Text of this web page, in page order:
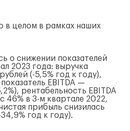
в целом в рамках наших
о снижении показателей
2023 года: выручка
(-5,5% год к году),
EBITDA —
рентабельность EBITDA
46% в 3-м квартале 2022,
прибыль снизилась
год к году).